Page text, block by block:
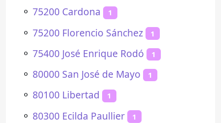
⚬ 75200 Cardona 1
⚬ 75200 Florencio Sánchez 1
⚬ 75400 José Enrique Rodó 1
⚬ 80000 San José de Mayo 1
⚬ 80100 Libertad 1
⚬ 80300 Ecilda Paullier 1